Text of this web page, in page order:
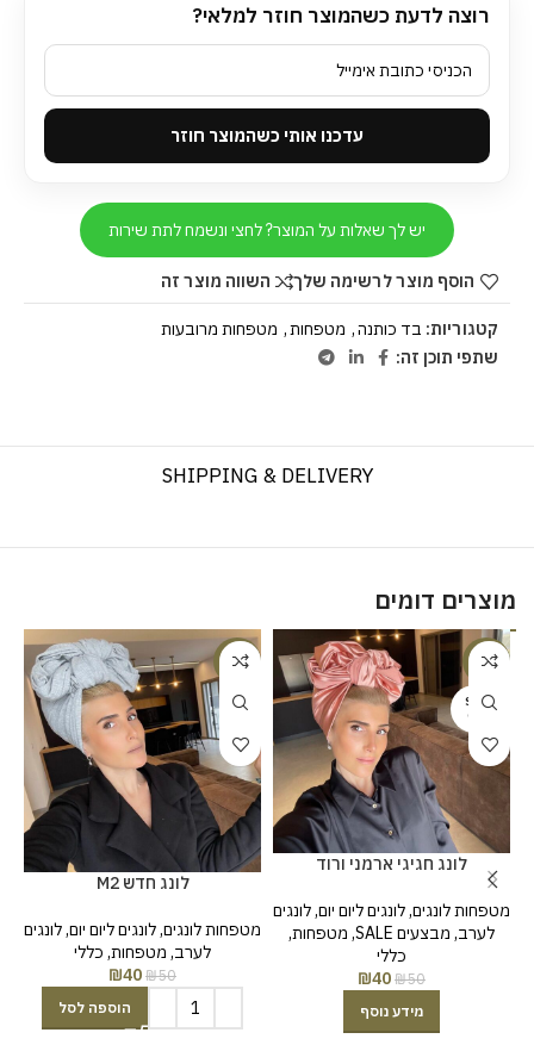
רוצה לדעת כשהמוצר חוזר למלאי?
עדכנו אותי כשהמוצר חוזר
יש לך שאלות על המוצר? לחצי ונשמח לתת שירות
הוסף מוצר לרשימה שלך השווה מוצר זה
קטגוריות: בד כותנה, מטפחות, מטפחות מרובעות
שתפי תוכן זה:
SHIPPING & DELIVERY
מוצרים דומים
-20%
SOLD
OUT
לונג חגיגי ארמני ורוד
מטפחות לונגים,לונגים ליום יום,לונגים
לערב, מבצעים SALE , מטפחות,
כללי
₪50
₪40
מידע נוסף
-20%
לונג חדש M2
מטפחות לונגים,לונגים ליום יום,לונגים
לערב, מטפחות, כללי
₪50
₪40
הוספה לסל